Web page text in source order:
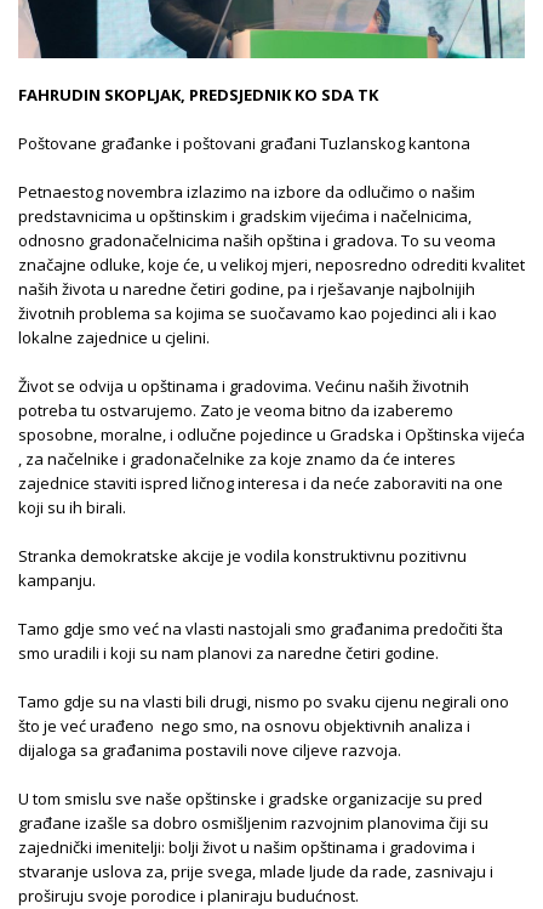
FAHRUDIN SKOPLJAK, PREDSJEDNIK KO SDA TK
Poštovane građanke i poštovani građani Tuzlanskog kantona
Petnaestog novembra izlazimo na izbore da odlučimo o našim
predstavnicima u opštinskim i gradskim vijećima i načelnicima,
odnosno gradonačelnicima naših opština i gradova. To su veoma
značajne odluke, koje će, u velikoj mjeri, neposredno odrediti kvalitet
naših života u naredne četiri godine, pa i rješavanje najbolnijih
životnih problema sa kojima se suočavamo kao pojedinci ali i kao
lokalne zajednice u cjelini.
Život se odvija u opštinama i gradovima. Većinu naših životnih
potreba tu ostvarujemo. Zato je veoma bitno da izaberemo
sposobne, moralne, i odlučne pojedince u Gradska i Opštinska vijeća
, za načelnike i gradonačelnike za koje znamo da će interes
zajednice staviti ispred ličnog interesa i da neće zaboraviti na one
koji su ih birali.
Stranka demokratske akcije je vodila konstruktivnu pozitivnu
kampanju.
Tamo gdje smo već na vlasti nastojali smo građanima predočiti šta
smo uradili i koji su nam planovi za naredne četiri godine.
Tamo gdje su na vlasti bili drugi, nismo po svaku cijenu negirali ono
što je već urađeno nego smo, na osnovu objektivnih analiza i
dijaloga sa građanima postavili nove ciljeve razvoja.
U tom smislu sve naše opštinske i gradske organizacije su pred
građane izašle sa dobro osmišljenim razvojnim planovima čiji su
zajednički imenitelji: bolji život u našim opštinama i gradovima i
stvaranje uslova za, prije svega, mlade ljude da rade, zasnivaju i
proširuju svoje porodice i planiraju budućnost.